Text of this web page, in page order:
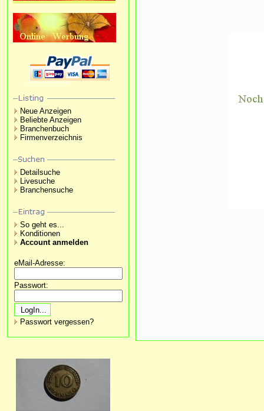
Neue Anzeigen
Beliebte Anzeigen
Branchenbuch
Firmenverzeichnis
Detailsuche
Livesuche
Branchensuche
So geht es...
Konditionen
Account anmelden
eMail-Adresse:
Passwort:
Passwort vergessen?